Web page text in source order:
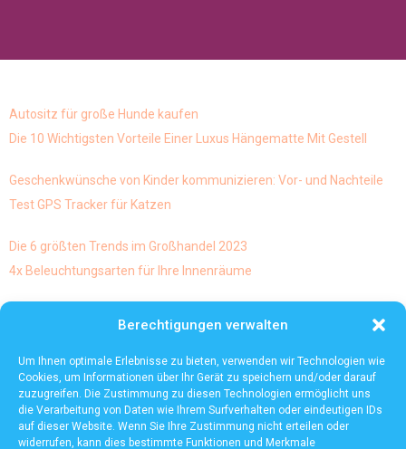
Berechtigungen verwalten
Um Ihnen optimale Erlebnisse zu bieten, verwenden wir Technologien wie
Cookies, um Informationen über Ihr Gerät zu speichern und/oder darauf
zuzugreifen. Die Zustimmung zu diesen Technologien ermöglicht uns
die Verarbeitung von Daten wie Ihrem Surfverhalten oder eindeutigen IDs
auf dieser Website. Wenn Sie Ihre Zustimmung nicht erteilen oder
widerrufen, kann dies bestimmte Funktionen und Merkmale
Autositz für große Hunde kaufen
Die 10 Wichtigsten Vorteile Einer Luxus Hängematte Mit Gestell
Geschenkwünsche von Kinder kommunizieren: Vor- und Nachteile
Test GPS Tracker für Katzen
Die 6 größten Trends im Großhandel 2023
4x Beleuchtungsarten für Ihre Innenräume
kunstarten eigentlich und ist es möglich dies
Die häufigsten Mythen über die Lagerautomatisierung